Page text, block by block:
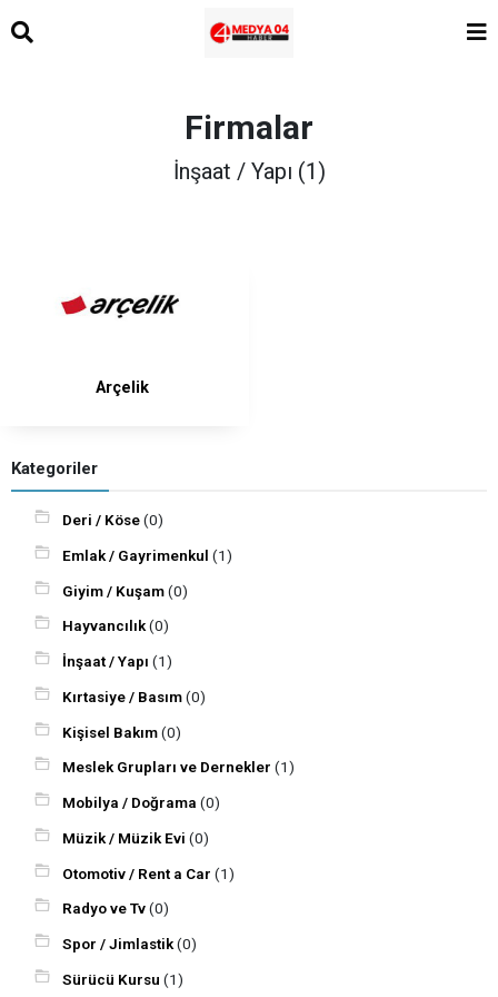
Firmalar
İnşaat / Yapı (1)
Arçelik
Kategoriler
Deri / Köse(0)
Emlak / Gayrimenkul(1)
Giyim / Kuşam(0)
Hayvancılık(0)
İnşaat / Yapı(1)
Kırtasiye / Basım(0)
Kişisel Bakım(0)
Meslek Grupları ve Dernekler(1)
Mobilya / Doğrama(0)
Müzik / Müzik Evi(0)
Otomotiv / Rent a Car(1)
Radyo ve Tv(0)
Spor / Jimlastik(0)
Sürücü Kursu(1)